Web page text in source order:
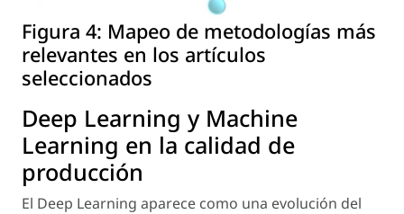
Figura 4: Mapeo de metodologías más
relevantes en los artículos
seleccionados
Deep Learning y Machine
Learning en la calidad de
producción
El Deep Learning aparece como una evolución del